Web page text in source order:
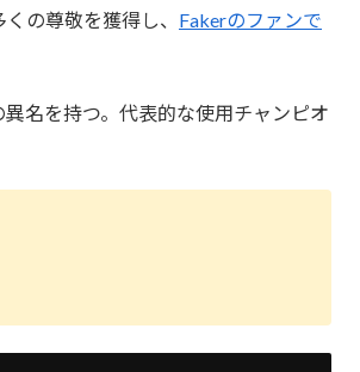
の尊敬を獲得し、 Fakerのファンで
名を持つ。代表的な使用チャンピオ